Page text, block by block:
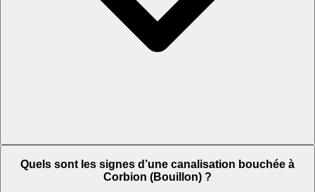
Quels sont les signes d’une canalisation bouchée à
Corbion (Bouillon) ?